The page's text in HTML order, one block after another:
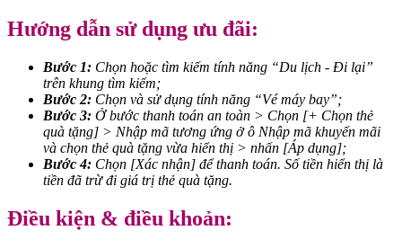
Hướng dẫn sử dụng ưu đãi:
Bước 1: Chọn hoặc tìm kiếm tính năng “Du lịch - Đi lại”
trên khung tìm kiếm;
Bước 2: Chọn và sử dụng tính năng “Vé máy bay”;
Bước 3: Ở bước thanh toán an toàn > Chọn [+ Chọn thẻ
quà tặng] > Nhập mã tương ứng ở ô Nhập mã khuyến mãi
và chọn thẻ quà tặng vừa hiển thị > nhấn [Áp dụng];
Bước 4: Chọn [Xác nhận] để thanh toán. Số tiền hiển thị là
tiền đã trừ đi giá trị thẻ quà tặng.
Điều kiện & điều khoản: